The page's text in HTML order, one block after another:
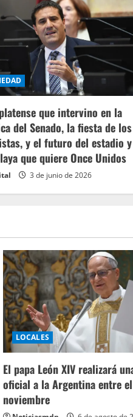
que intervino en la
del Senado, la fiesta de los
y el futuro del estadio y
que quiere Once Unidos
3 de junio de 2026
LOCALES
El papa León XIV realizará
oficial a la Argentina entre
noviembre